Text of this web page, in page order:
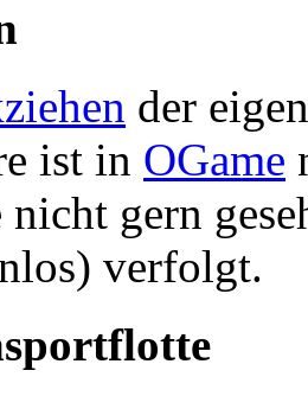
der
ist in OGame
nicht gern
verfolgt.